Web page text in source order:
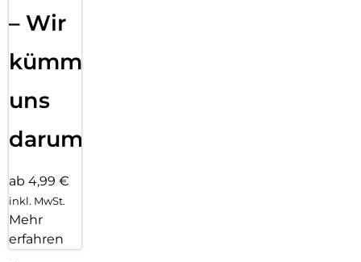
– Wir
kümmern
uns
darum!
ab 4,99 €
inkl. MwSt.
Mehr
erfahren